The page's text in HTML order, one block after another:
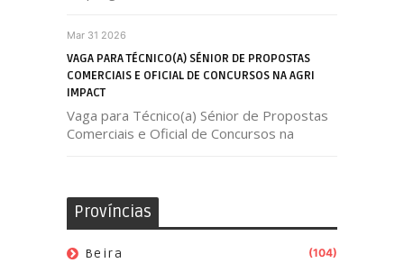
Mar 31 2026
VAGA PARA TÉCNICO(A) SÉNIOR DE PROPOSTAS
COMERCIAIS E OFICIAL DE CONCURSOS NA AGRI
IMPACT
Vaga para Técnico(a) Sénior de Propostas
Comerciais e Oficial de Concursos na
Províncias
Beira (104)